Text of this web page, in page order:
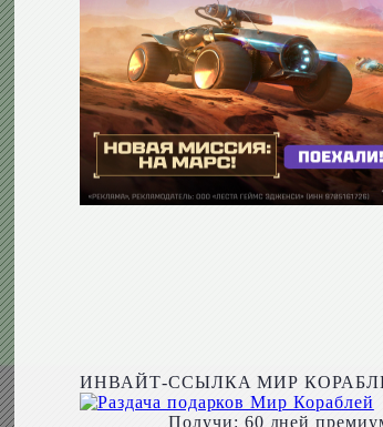
ИНВАЙТ-ССЫЛКА МИР
Получи: 60 дней